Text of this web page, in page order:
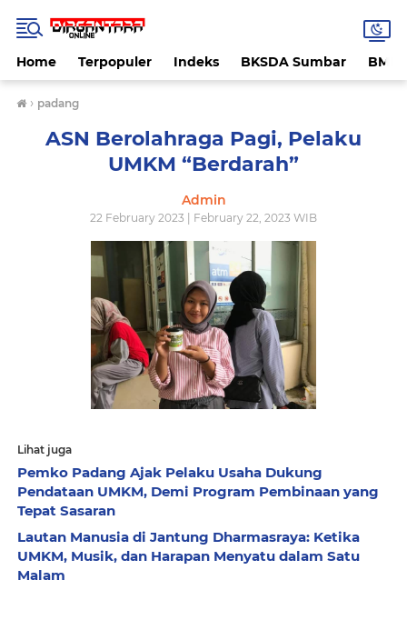
Home Terpopuler Indeks BKSDA Sumbar
› padang
ASN Berolahraga Pagi, Pelaku
UMKM “Berdarah”
Admin
22 February 2023 | February 22, 2023 WIB
Lihat juga
Pemko Padang Ajak Pelaku Usaha Dukung
Pendataan UMKM, Demi Program Pembinaan yang
Tepat Sasaran
Lautan Manusia di Jantung Dharmasraya: Ketika
UMKM, Musik, dan Harapan Menyatu dalam Satu
Malam